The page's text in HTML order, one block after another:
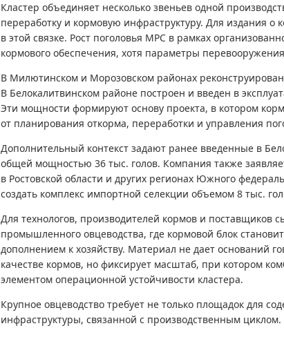
Кластер объединяет несколько звеньев одной
переработку и кормовую инфраструктуру. Для издания о
в этой связке. Рост поголовья МРС в рамках
кормового обеспечения, хотя параметры
В Милютинском и Морозовском районах
В Белокалитвинском районе построен и введен в
Эти мощности формируют основу проекта, в котором
от планирования откорма, переработки и управления
Дополнительный контекст задают ранее введенные в
общей мощностью 36 тыс. голов. Компания также
в Ростовской области и других регионах Южного
создать комплекс импортной селекции объемом 8 тыс.
Для технологов, производителей кормов и поставщиков
промышленного овцеводства, где кормовой блок
дополнением к хозяйству. Материал не дает оснований
качестве кормов, но фиксирует масштаб, при котором
элементом операционной устойчивости кластера.
Крупное овцеводство требует не только площадок для
инфраструктуры, связанной с производственным циклом.